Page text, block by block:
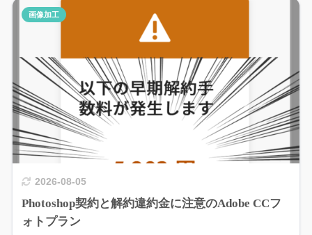
2026-08-05
Photoshop契約と解約違約金に注意のAdobe CCフ
ォトプラン
画像加工